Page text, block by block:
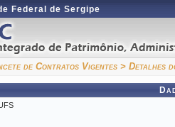
Federal de Sergipe
de Contratos Vigentes > Detalhes